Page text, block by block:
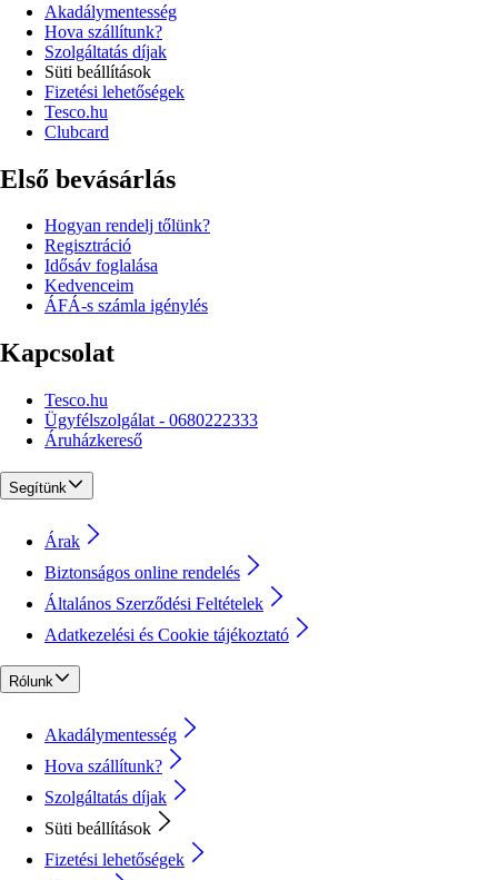
Akadálymentesség
Hova szállítunk?
Szolgáltatás díjak
Süti beállítások
Fizetési lehetőségek
Tesco.hu
Clubcard
Első bevásárlás
Hogyan rendelj tőlünk?
Regisztráció
Idősáv foglalása
Kedvenceim
ÁFÁ-s számla igénylés
Kapcsolat
Tesco.hu
Ügyfélszolgálat - 0680222333
Áruházkereső
Segítünk
Árak
Biztonságos online rendelés
Általános Szerződési Feltételek
Adatkezelési és Cookie tájékoztató
Rólunk
Akadálymentesség
Hova szállítunk?
Szolgáltatás díjak
Süti beállítások
Fizetési lehetőségek